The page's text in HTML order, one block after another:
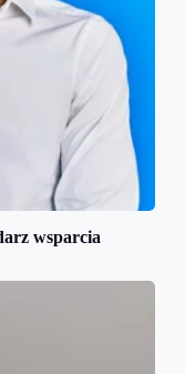
wsparcia